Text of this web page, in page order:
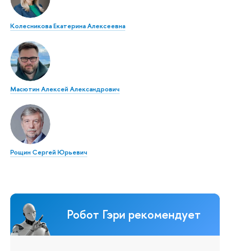
Колесникова Екатерина Алексеевна
Масютин Алексей Александрович
Рощин Сергей Юрьевич
Робот Гэри рекомендует